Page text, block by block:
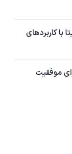
با کاربردهای
موفقیت